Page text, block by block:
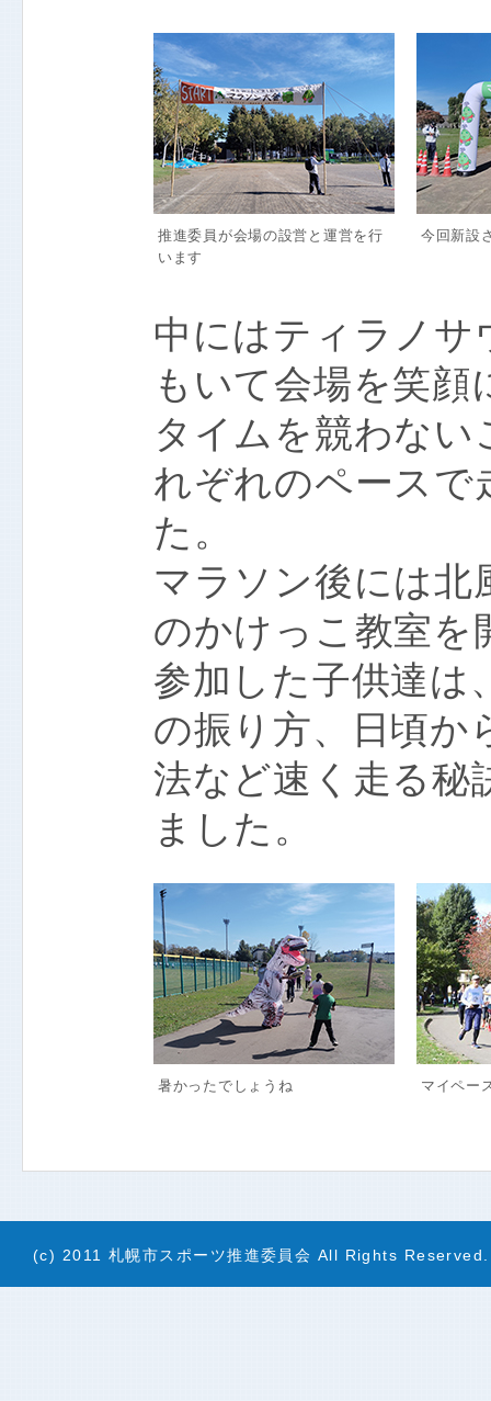
推進委員が会場の設営と運営を行
います
今回新設
中にはティラノサ
もいて会場を笑
タイムを競わない
れぞれのペースで
た。
マラソン後には北
のかけっこ教室を
参加した子供達は
の振り方、日頃か
法など速く走る秘
ました。
暑かったでしょうね マイペー
(c) 2011 札幌市スポーツ推進委員会 All Rights Reserved.